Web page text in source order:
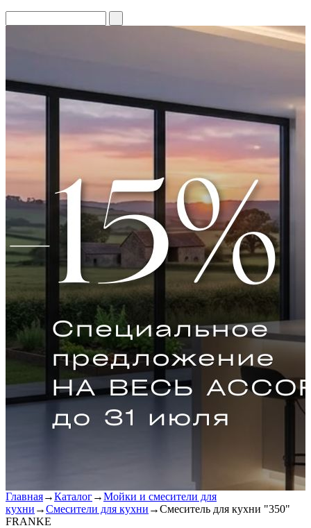
Главная→Каталог→Мойки и смесители для
кухни →Смесители для кухни →Смеситель для кухни "350"
FRANKE